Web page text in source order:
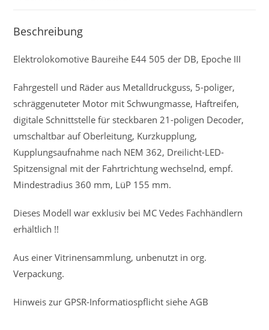
Beschreibung
Elektrolokomotive Baureihe E44 505 der DB, Epoche III
Fahrgestell und Räder aus Metalldruckguss, 5-poliger,
schräggenuteter Motor mit Schwungmasse, Haftreifen,
digitale Schnittstelle für steckbaren 21-poligen Decoder,
umschaltbar auf Oberleitung, Kurzkupplung,
Kupplungsaufnahme nach NEM 362, Dreilicht-LED-
Spitzensignal mit der Fahrtrichtung wechselnd, empf.
Mindestradius 360 mm, LüP 155 mm.
Dieses Modell war exklusiv bei MC Vedes Fachhändlern
erhältlich !!
Aus einer Vitrinensammlung, unbenutzt in org.
Verpackung.
Hinweis zur GPSR-Informatiospflicht siehe AGB